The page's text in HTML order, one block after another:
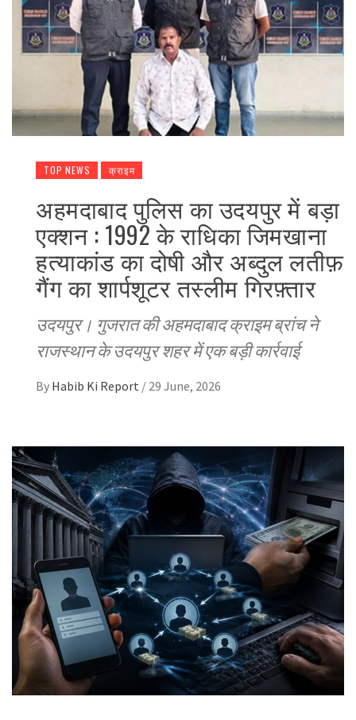
TOP NEWS क्राइम
अहमदाबाद पुलिस का उदयपुर में बड़ा
एक्शन : 1992 के राधिका जिमखाना
हत्याकांड का दोषी और अब्दुल लतीफ़
गैंग का शार्पशूटर तस्लीम गिरफ़्तार
उदयपुर। गुजरात की अहमदाबाद क्राइम ब्रांच ने
राजस्थान के उदयपुर शहर में एक बड़ी कार्रवाई
By Habib Ki Report / 29 June, 2026